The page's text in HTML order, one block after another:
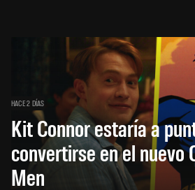
HACE 2 DÍAS
Kit Connor estaría a
convertirse en el nuevo
Men